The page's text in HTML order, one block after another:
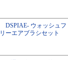
DSPIAE- ウォッシュフ
リーエアブラシセット